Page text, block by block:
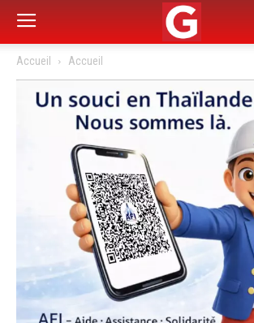
Accueil Accueil